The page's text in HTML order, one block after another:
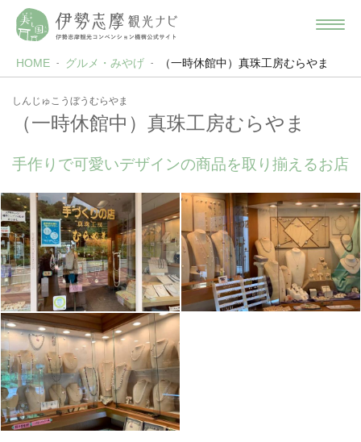
HOME グルメ・みやげ （一時休館中）真珠工房むらやま
しんじゅこうぼうむらやま
（一時休館中）真珠工房むらやま
手作りで可愛いデザインの商品を取り揃えるお店